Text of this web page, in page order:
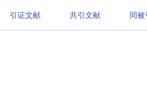
引证文献 共引文献 同